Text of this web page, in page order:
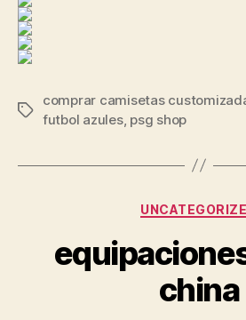
Etiquetas
comprar camisetas
futbol azules, psg shop
china